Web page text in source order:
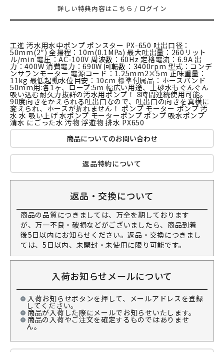
詳しい特典内容はこちら / ログイン
工進 汚水用水中ポンプ ポンスター PX-650 吐出口径：
50mm(2″) 全揚程：10m(0.1MPa) 最大吐出量：260リット
ル/min 電圧：AC-100V 周波数：60Hz 定格電流：6.9A 出
力：400W 消費電力：690W 回転数：3400rpm 型式：コンデ
ンサランモーター 電源コード：1.25mm2×5m 正味重量：
11kg 最低起動水位目安：10cm 標準付属品：ホースバンド
50mm用:各1ヶ、ロープ:5m 幅広い用途、土砂水もぐんぐん
吸い込む耐久力抜群の汚水用ポンプ！ 8時間連続使用可能。
90度向きをかえられる吐出口なので、吐出口の向きを真横に
変えられ、ホースが折れません！ ポンプ モーター ポンプ 汚
水 水 吸い上げ 水ポンプ モーターポンプ ポンプ 吸水ポンプ
清水 にごった水 汚物 浮遊物 排水 PX650
商品についてのお問い合わせ
返品特約について
返品・交換について
商品の品質につきましては、万全を期しております
が、万一不良・破損などがございましたら、商品到着
後5日以内にお知らせください。返品・交換につきまし
ては、5日以内、未開封・未使用に限り可能です。
入荷お知らせメールについて
入荷お知らせボタンを押して、メールアドレスを登録
してください。
商品が入荷した際にメールでお知らせいたします。
商品の入荷やご注文を確定するものではありませ
ん。